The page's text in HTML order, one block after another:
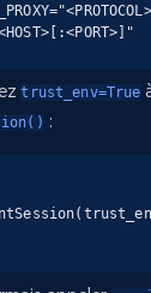
trust_env=True
: